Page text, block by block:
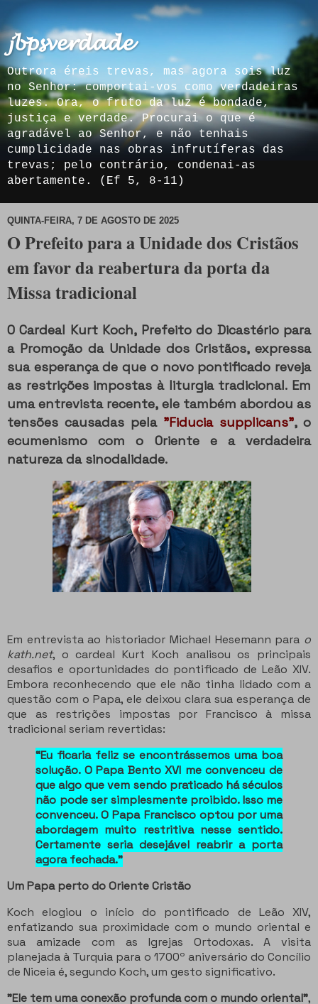
𝓳𝓫𝓹𝓼𝓿𝓮𝓻𝓭𝓪𝓭𝓮
Outrora éreis trevas, mas agora sois luz
no Senhor: comportai-vos como verdadeiras
luzes. Ora, o fruto da luz é bondade,
justiça e verdade. Procurai o que é
agradável ao Senhor, e não tenhais
cumplicidade nas obras infrutíferas das
trevas; pelo contrário, condenai-as
abertamente. (Ef 5, 8-11)
QUINTA-FEIRA, 7 DE AGOSTO DE 2025
O Prefeito para a Unidade dos Cristãos
em favor da reabertura da porta da
Missa tradicional
O Cardeal Kurt Koch, Prefeito do Dicastério para
a Promoção da Unidade dos Cristãos, expressa
sua esperança de que o novo pontificado reveja
as restrições impostas à liturgia tradicional. Em
uma entrevista recente, ele também abordou as
tensões causadas pela "Fiducia supplicans", o
ecumenismo com o Oriente e a verdadeira
natureza da sinodalidade.
Em entrevista ao historiador Michael Hesemann para o
kath.net, o cardeal Kurt Koch analisou os principais
desafios e oportunidades do pontificado de Leão XIV.
Embora reconhecendo que ele não tinha lidado com a
questão com o Papa, ele deixou clara sua esperança de
que as restrições impostas por Francisco à missa
tradicional seriam revertidas:
“Eu ficaria feliz se encontrássemos uma boa
solução. O Papa Bento XVI me convenceu de
que algo que vem sendo praticado há séculos
não pode ser simplesmente proibido. Isso me
convenceu. O Papa Francisco optou por uma
abordagem muito restritiva nesse sentido.
Certamente seria desejável reabrir a porta
agora fechada.”
Um Papa perto do Oriente Cristão
Koch elogiou o início do pontificado de Leão XIV,
enfatizando sua proximidade com o mundo oriental e
sua amizade com as Igrejas Ortodoxas.
A visita
planejada à Turquia para o 1700º aniversário do Concílio
de Niceia é, segundo Koch, um gesto significativo.
"Ele tem uma conexão profunda com o mundo oriental",